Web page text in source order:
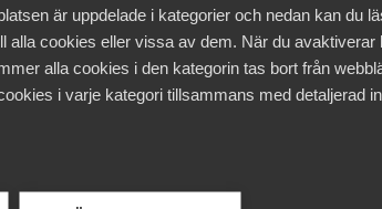
är uppdelade i kategorier och nedan kan du
alla cookies eller vissa av dem. När du avaktiverar
alla cookies i den kategorin tas bort från
i varje kategori tillsammans med detaljerad
2021 Artiklar
inte bort chefen i